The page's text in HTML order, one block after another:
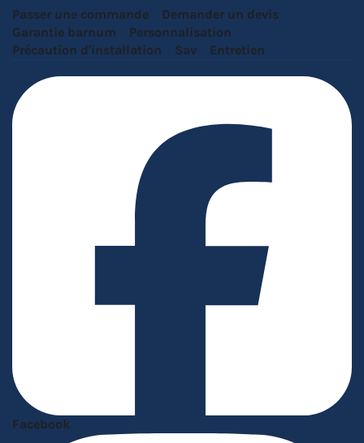
Passer une commande
Demander un devis
Garantie barnum
Personnalisation
Précaution d'installation
Sav Entretien
Facebook